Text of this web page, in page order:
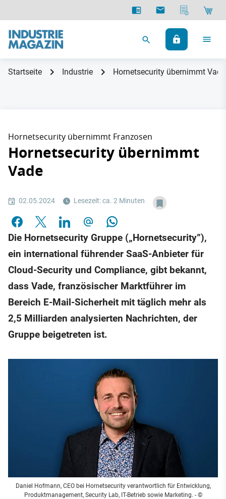
Startseite Industrie Hornetsecurity übernimmt Vade
Hornetsecurity übernimmt Franzosen
Hornetsecurity übernimmt
Vade
02.05.2024 Lesezeit: ca. 2 Minuten
Die Hornetsecurity Gruppe („Hornetsecurity”),
ein international führender SaaS-Anbieter für
Cloud-Security und Compliance, gibt bekannt,
dass Vade, französischer Marktführer im
Bereich E-Mail-Sicherheit mit täglich mehr als
2,5 Milliarden analysierten Nachrichten, der
Gruppe beigetreten ist.
Daniel Hofmann, CEO bei Hornetsecurity verantwortlich für Entwicklung,
Produktmanagement, Security Lab, IT-Betrieb sowie Marketing. - ©